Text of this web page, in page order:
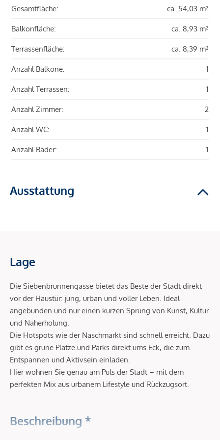
Gesamtfläche: ca. 54,03 m²
Balkonfläche: ca. 8,93 m²
Terrassenfläche: ca. 8,39 m²
Anzahl Balkone: 1
Anzahl Terrassen: 1
Anzahl Zimmer: 2
Anzahl WC: 1
Anzahl Bäder: 1
Ausstattung
Lage
Die Siebenbrunnengasse bietet das Beste der Stadt direkt
vor der Haustür: jung, urban und voller Leben. Ideal
angebunden und nur einen kurzen Sprung von Kunst, Kultur
und Naherholung.
Die Hotspots wie der Naschmarkt sind schnell erreicht. Dazu
gibt es grüne Plätze und Parks direkt ums Eck, die zum
Entspannen und Aktivsein einladen.
Hier wohnen Sie genau am Puls der Stadt – mit dem
perfekten Mix aus urbanem Lifestyle und Rückzugsort.
Beschreibung *